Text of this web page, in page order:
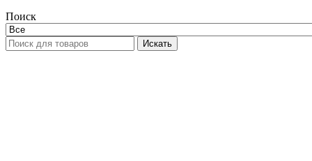
Поиск
Искать